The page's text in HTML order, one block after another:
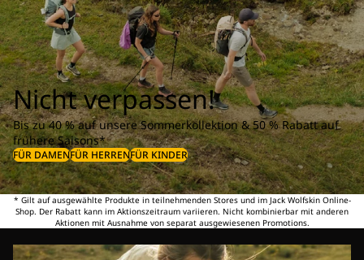
Nicht verpassen!
Bis zu 40 % auf unsere Sommerkollektion & 50 % Rabatt auf
frühere Saisons*
FÜR DAMENFÜR HERRENFÜR KINDER
* Gilt auf ausgewählte Produkte in teilnehmenden Stores und im Jack Wolfskin Online-
Shop. Der Rabatt kann im Aktionszeitraum variieren. Nicht kombinierbar mit anderen
Aktionen mit Ausnahme von separat ausgewiesenen Promotions.